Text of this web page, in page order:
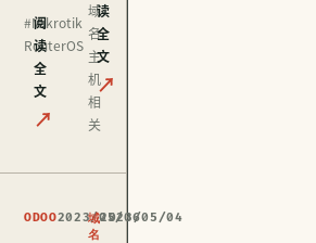
#Mikrotik
RouterOS
阅
读
全
文
↗
域
名
主
机
相
关
读
全
文
↗
ODOO2023/05/06
域
名
2023/05/04